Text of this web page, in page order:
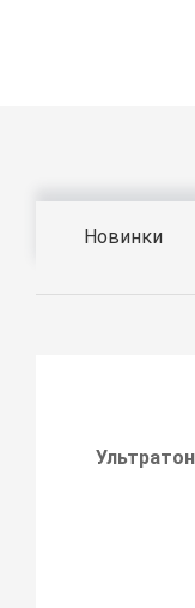
Новинки